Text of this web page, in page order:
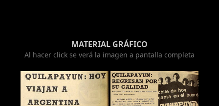
MATERIAL GRÁFICO
Al hacer click se verá la imagen a pantalla completa